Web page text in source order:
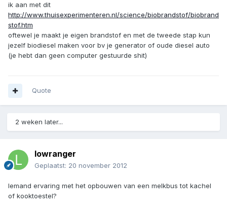
ik aan met dit
http://www.thuisexperimenteren.nl/science/biobrandstof/biobrand
stof.htm
oftewel je maakt je eigen brandstof en met de tweede stap kun
jezelf biodiesel maken voor bv je generator of oude diesel auto
(je hebt dan geen computer gestuurde shit)
Quote
2 weken later...
lowranger
Geplaatst: 20 november 2012
Iemand ervaring met het opbouwen van een melkbus tot kachel
of kooktoestel?